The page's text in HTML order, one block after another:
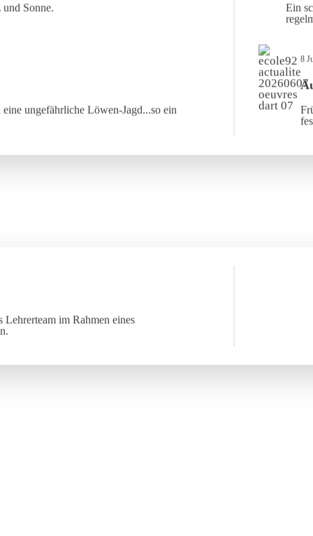
Sonne.
Ein
ungefährliche Löwen-Jagd...so ein
8
im Rahmen eines